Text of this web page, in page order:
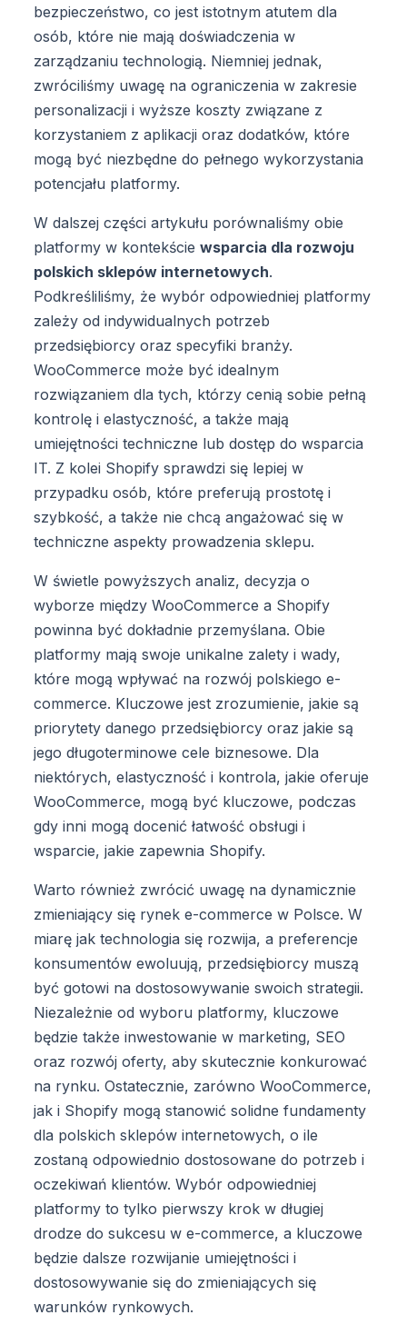
bezpieczeństwo, co jest istotnym atutem dla
osób, które nie mają doświadczenia w
zarządzaniu technologią. Niemniej jednak,
zwróciliśmy uwagę na ograniczenia w zakresie
personalizacji i wyższe koszty związane z
korzystaniem z aplikacji oraz dodatków, które
mogą być niezbędne do pełnego wykorzystania
potencjału platformy.
W dalszej części artykułu porównaliśmy obie
platformy w kontekściewsparcia dla rozwoju
polskich sklepów internetowych.
Podkreśliliśmy, że wybór odpowiedniej platformy
zależy od indywidualnych potrzeb
przedsiębiorcy oraz specyfiki branży.
WooCommerce może być idealnym
rozwiązaniem dla tych, którzy cenią sobie pełną
kontrolę i elastyczność, a także mają
umiejętności techniczne lub dostęp do wsparcia
IT. Z kolei Shopify sprawdzi się lepiej w
przypadku osób, które preferują prostotę i
szybkość, a także nie chcą angażować się w
techniczne aspekty prowadzenia sklepu.
W świetle powyższych analiz, decyzja o
wyborze między WooCommerce a Shopify
powinna być dokładnie przemyślana. Obie
platformy mają swoje unikalne zalety i wady,
które mogą wpływać na rozwój polskiego e-
commerce. Kluczowe jest zrozumienie, jakie są
priorytety danego przedsiębiorcy oraz jakie są
jego długoterminowe cele biznesowe. Dla
niektórych, elastyczność i kontrola, jakie oferuje
WooCommerce, mogą być kluczowe, podczas
gdy inni mogą docenić łatwość obsługi i
wsparcie, jakie zapewnia Shopify.
Warto również zwrócić uwagę na dynamicznie
zmieniający się rynek e-commerce w Polsce. W
miarę jak technologia się rozwija, a preferencje
konsumentów ewoluują, przedsiębiorcy muszą
być gotowi na dostosowywanie swoich strategii.
Niezależnie od wyboru platformy, kluczowe
będzie także inwestowanie w marketing, SEO
oraz rozwój oferty, aby skutecznie konkurować
na rynku. Ostatecznie, zarówno WooCommerce,
jak i Shopify mogą stanowić solidne fundamenty
dla polskich sklepów internetowych, o ile
zostaną odpowiednio dostosowane do potrzeb i
oczekiwań klientów. Wybór odpowiedniej
platformy to tylko pierwszy krok w długiej
drodze do sukcesu w e-commerce, a kluczowe
będzie dalsze rozwijanie umiejętności i
dostosowywanie się do zmieniających się
warunków rynkowych.